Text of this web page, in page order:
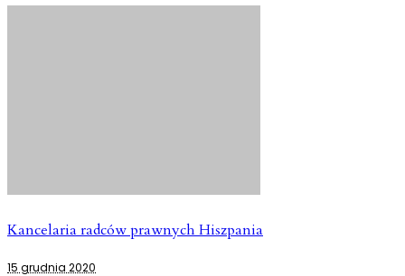
Kancelaria radców prawnych Hiszpania
15 grudnia 2020